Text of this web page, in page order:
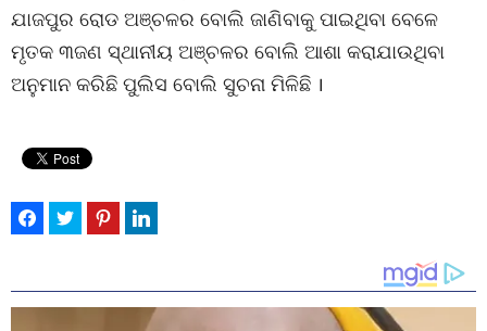
ଯାଜପୁର ରୋଡ ଅଞ୍ଚଳର ବୋଲି ଜାଣିବାକୁ ପାଇଥିବା ବେଳେ
ମୃତକ ୩ଜଣ ସ୍ଥାନୀୟ ଅଞ୍ଚଳର ବୋଲି ଆଶା କରାଯାଉଥିବା
ଅନୁମାନ କରିଛି ପୁଲିସ ବୋଲି ସୁଚନା ମିଳିଛି ।